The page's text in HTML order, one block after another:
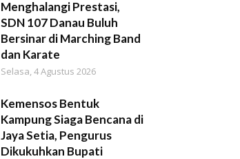
Menghalangi Prestasi,
SDN 107 Danau Buluh
Bersinar di Marching Band
dan Karate
Selasa, 4 Agustus 2026
Kemensos Bentuk
Kampung Siaga Bencana di
Jaya Setia, Pengurus
Dikukuhkan Bupati